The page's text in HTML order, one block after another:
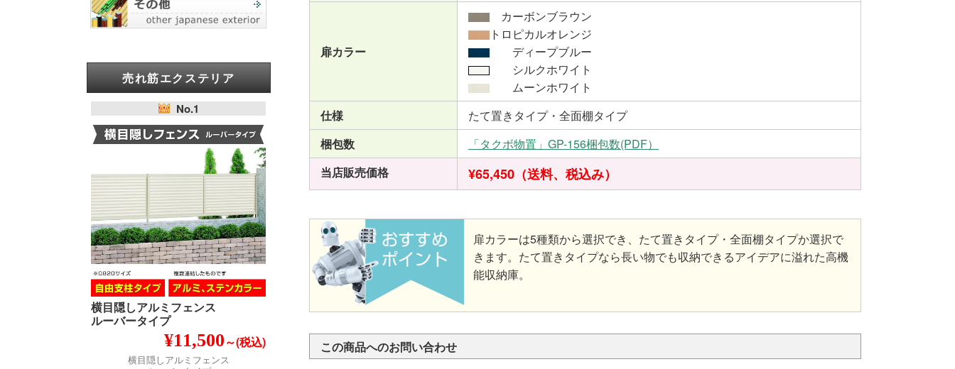
扉カラー
カーボンブラウン
トロピカルオレンジ
ディープブルー
シルクホワイト
ムーンホワイト
仕様
たて置きタイプ・全面棚タイプ
梱包数
「タクボ物置」GP-156梱包数(PDF）
当店販売価格
¥65,450（送料、税込み）
扉カラーは5種類から選択でき、たて置きタイプ・全面棚タイプか選択で
きます。たて置きタイプなら長い物でも収納できるアイデアに溢れた高機
能収納庫。
この商品へのお問い合わせ
売れ筋エクステリア
No.1
横目隠しアルミフェンス
ルーバータイプ
¥11,500～(税込)
横目隠しアルミフェンス